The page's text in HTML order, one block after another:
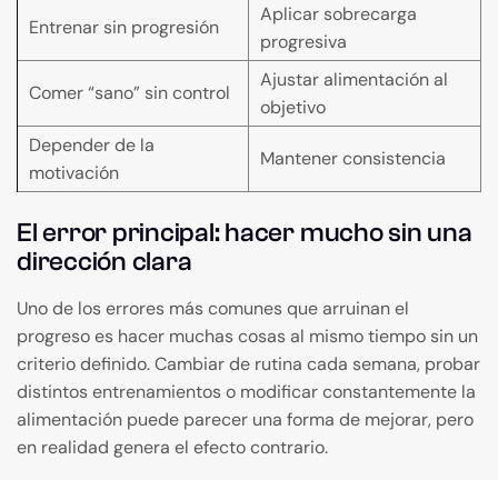
Entrenar sin progresión
Aplicar sobrecarga
progresiva
Comer “sano” sin control
Ajustar alimentación al
objetivo
Depender de la
motivación
Mantener consistencia
El error principal: hacer mucho sin una
dirección clara
Uno de los errores más comunes que arruinan el
progreso es hacer muchas cosas al mismo tiempo sin un
criterio definido. Cambiar de rutina cada semana, probar
distintos entrenamientos o modificar constantemente la
alimentación puede parecer una forma de mejorar, pero
en realidad genera el efecto contrario.